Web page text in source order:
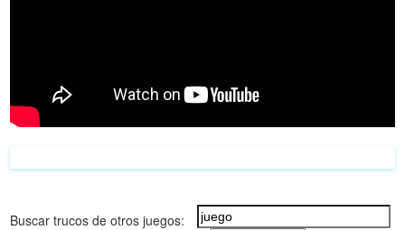
Buscar trucos de otros juegos: